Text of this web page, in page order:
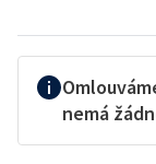
nemá